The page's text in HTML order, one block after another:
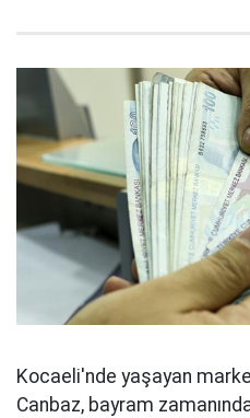
Kocaeli'nde yaşayan
Canbaz, bayram